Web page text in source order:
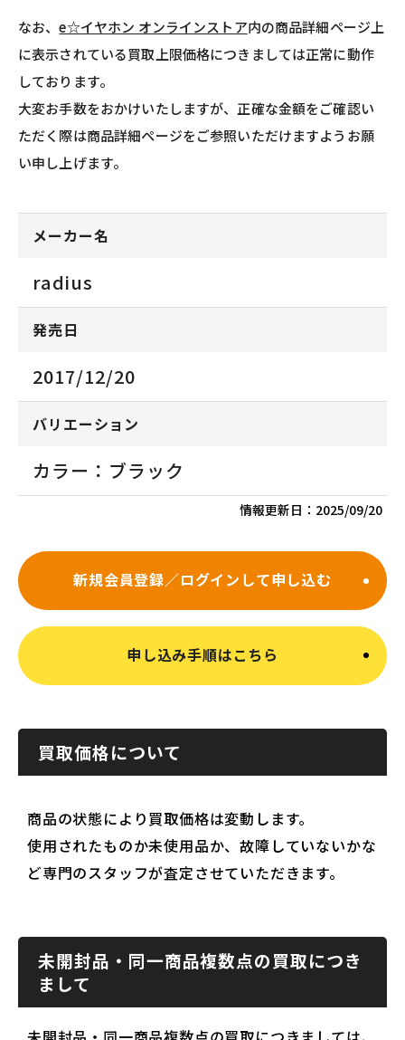
なお、e☆イヤホン オンラインストア内の商品詳細ページ上
に表示されている買取上限価格につきましては正常に動作
しております。
大変お手数をおかけいたしますが、正確な金額をご確認い
ただく際は商品詳細ページをご参照いただけますようお願
い申し上げます。
メーカー名
radius
発売日
2017/12/20
バリエーション
カラー：ブラック
情報更新日： 2025/09/20
新規会員登録／ログインして申し込む
申し込み手順はこちら
買取価格について
商品の状態により買取価格は変動します。
使用されたものか未使用品か、故障していないかな
ど専門のスタッフが査定させていただきます。
未開封品・同一商品複数点の買取につき
まして